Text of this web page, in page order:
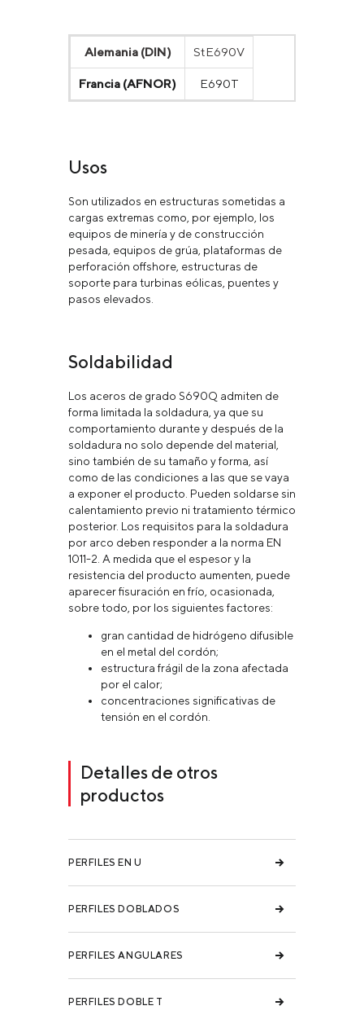
Alemania (DIN) StE690V
Francia (AFNOR) E690T
Usos
Son utilizados en estructuras sometidas a
cargas extremas como, por ejemplo, los
equipos de minería y de construcción
pesada, equipos de grúa, plataformas de
perforación offshore, estructuras de
soporte para turbinas eólicas, puentes y
pasos elevados.
Soldabilidad
Los aceros de grado S690Q admiten de
forma limitada la soldadura, ya que su
comportamiento durante y después de la
soldadura no solo depende del material,
sino también de su tamaño y forma, así
como de las condiciones a las que se vaya
a exponer el producto. Pueden soldarse sin
calentamiento previo ni tratamiento térmico
posterior. Los requisitos para la soldadura
por arco deben responder a la norma EN
1011-2. A medida que el espesor y la
resistencia del producto aumenten, puede
aparecer fisuración en frío, ocasionada,
sobre todo, por los siguientes factores:
gran cantidad de hidrógeno difusible
en el metal del cordón;
estructura frágil de la zona afectada
por el calor;
concentraciones significativas de
tensión en el cordón.
Detalles de otros
productos
PERFILES EN U
PERFILES DOBLADOS
PERFILES ANGULARES
PERFILES DOBLE T